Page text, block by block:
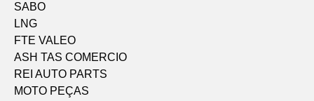
SABO
LNG
FTE VALEO
ASH TAS COMERCIO
REI AUTO PARTS
MOTO PEÇAS